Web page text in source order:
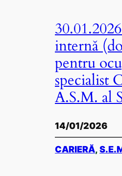
internă
pentru
specialist
A.S.M. al
14/01/2026
CARIERĂ,